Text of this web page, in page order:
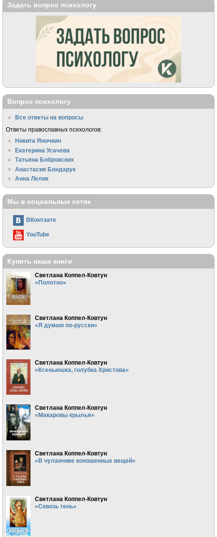
Задать вопрос психологу
Вопрос психологу
Все ответы на вопросы
Ответы православных психологов:
Никита Яночкин
Екатерина Усачева
Татьяна Бобровских
Анастасия Бондарук
Анна Лелик
Мы в социальных сетях
ВКонтакте
YouTube
Купить наши книги
Светлана Коппел-Ковтун
«Полотно»
Светлана Коппел-Ковтун
«Я думаю по-русски»
Светлана Коппел-Ковтун
«Ксеньюшка, голубка Христова»
Светлана Коппел-Ковтун
«Макаровы крылья»
Светлана Коппел-Ковтун
«В чуланчике изношенных вещей»
Светлана Коппел-Ковтун
«Сквозь тень»